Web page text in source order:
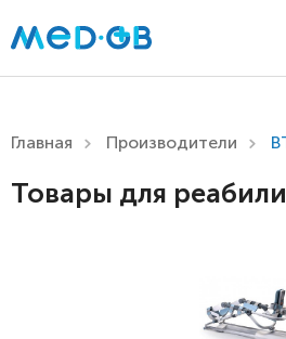
Главная Производители
Товары для